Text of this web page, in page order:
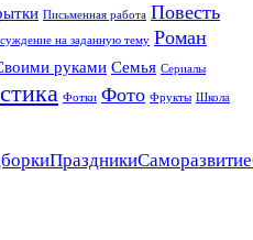
Письменная работа Повесть
на заданную тему Роман
руками Семья Сериалы
Фотки Фото Фрукты Школа
ПраздникиСаморазвитие